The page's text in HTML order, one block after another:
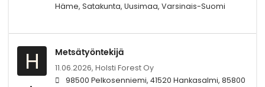
Häme, Satakunta, Uusimaa, Varsinais-Suomi
H Metsätyöntekijä
11.06.2026, Holsti Forest Oy
98500 Pelkosenniemi, 41520 Hankasalmi, 85800